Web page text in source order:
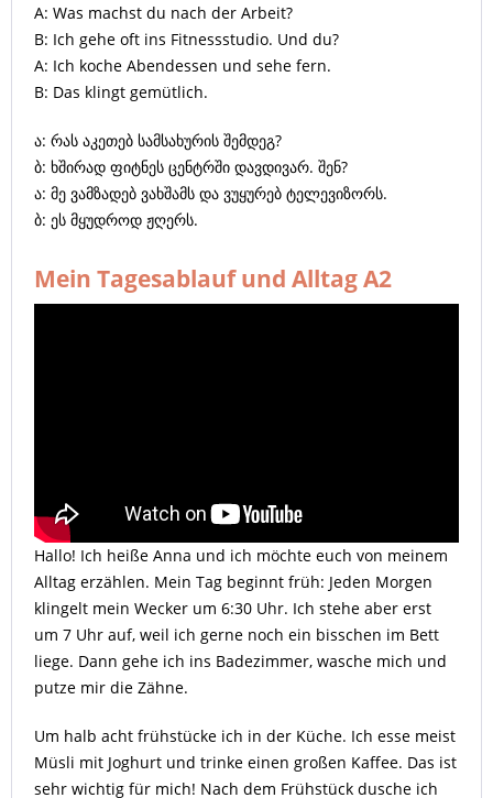
A: Was machst du nach der Arbeit?
B: Ich gehe oft ins Fitnessstudio. Und du?
A: Ich koche Abendessen und sehe fern.
B: Das klingt gemütlich.
ა: რას აკეთებ სამსახურის შემდეგ?
ბ: ხშირად ფიტნეს ცენტრში დავდივარ. შენ?
ა: მე ვამზადებ ვახშამს და ვუყურებ ტელევიზორს.
ბ: ეს მყუდროდ ჟღერს.
Mein Tagesablauf und Alltag A2
Hallo! Ich heiße Anna und ich möchte euch von meinem
Alltag erzählen. Mein Tag beginnt früh: Jeden Morgen
klingelt mein Wecker um 6:30 Uhr. Ich stehe aber erst
um 7 Uhr auf, weil ich gerne noch ein bisschen im Bett
liege. Dann gehe ich ins Badezimmer, wasche mich und
putze mir die Zähne.
Um halb acht frühstücke ich in der Küche. Ich esse meist
Müsli mit Joghurt und trinke einen großen Kaffee. Das ist
sehr wichtig für mich! Nach dem Frühstück dusche ich